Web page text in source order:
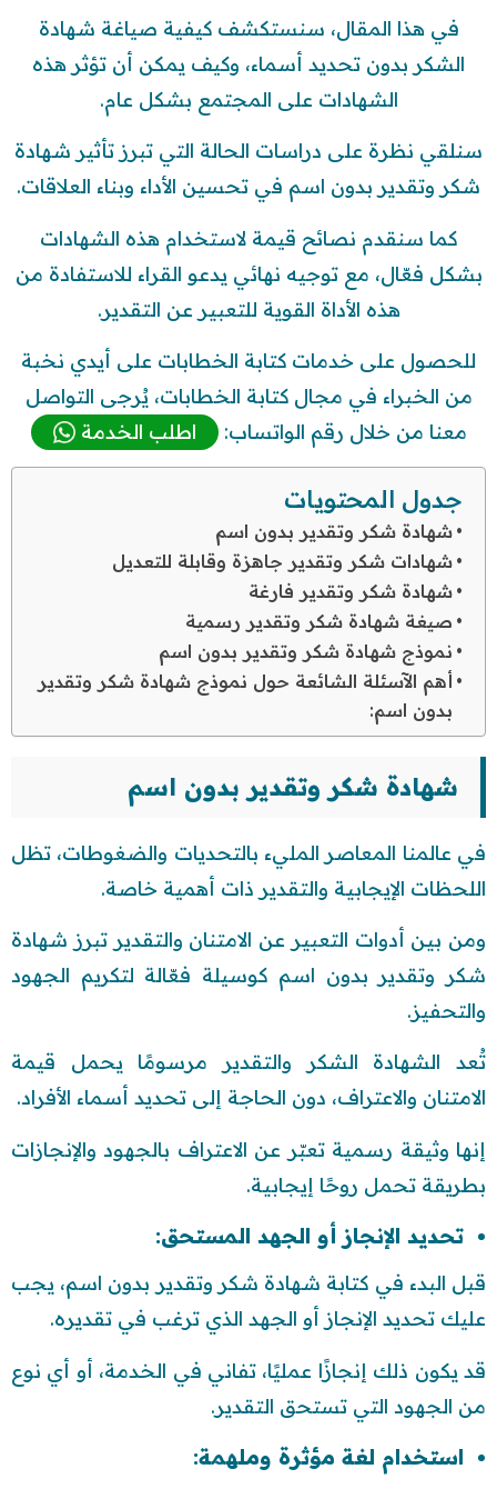
في هذا المقال، سنستكشف كيفية صياغة شهادة
الشكر بدون تحديد أسماء، وكيف يمكن أن تؤثر هذه
الشهادات على المجتمع بشكل عام.
سنلقي نظرة على دراسات الحالة التي تبرز تأثير شهادة
شكر وتقدير بدون اسم في تحسين الأداء وبناء العلاقات.
كما سنقدم نصائح قيمة لاستخدام هذه الشهادات
بشكل فعّال، مع توجيه نهائي يدعو القراء للاستفادة من
هذه الأداة القوية للتعبير عن التقدير.
للحصول على خدمات كتابة الخطابات على أيدي نخبة
من الخبراء في مجال كتابة الخطابات، يُرجى التواصل
معنا من خلال رقم الواتساب:
اطلب الخدمة
جدول المحتويات
شهادة شكر وتقدير بدون اسم
شهادات شكر وتقدير جاهزة وقابلة للتعديل
شهادة شكر وتقدير فارغة
صيغة شهادة شكر وتقدير رسمية
نموذج شهادة شكر وتقدير بدون اسم
أهم الآسئلة الشائعة حول نموذج شهادة شكر وتقدير
بدون اسم:
شهادة شكر وتقدير بدون اسم
في عالمنا المعاصر المليء بالتحديات والضغوطات، تظل
اللحظات الإيجابية والتقدير ذات أهمية خاصة.
ومن بين أدوات التعبير عن الامتنان والتقدير تبرز شهادة
شكر وتقدير بدون اسم كوسيلة فعّالة لتكريم الجهود
والتحفيز.
تُعد الشهادة الشكر والتقدير مرسومًا يحمل قيمة
الامتنان والاعتراف، دون الحاجة إلى تحديد أسماء الأفراد.
إنها وثيقة رسمية تعبّر عن الاعتراف بالجهود والإنجازات
بطريقة تحمل روحًا إيجابية.
تحديد الإنجاز أو الجهد المستحق:
قبل البدء في كتابة شهادة شكر وتقدير بدون اسم، يجب
عليك تحديد الإنجاز أو الجهد الذي ترغب في تقديره.
قد يكون ذلك إنجازًا عمليًا، تفاني في الخدمة، أو أي نوع
من الجهود التي تستحق التقدير.
استخدام لغة مؤثرة وملهمة: